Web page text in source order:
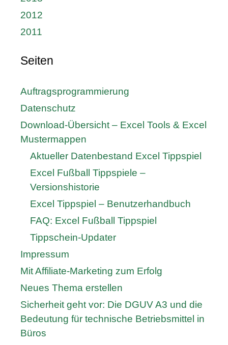
2012
2011
Seiten
Auftragsprogrammierung
Datenschutz
Download-Übersicht – Excel Tools & Excel
Mustermappen
Aktueller Datenbestand Excel Tippspiel
Excel Fußball Tippspiele –
Versionshistorie
Excel Tippspiel – Benutzerhandbuch
FAQ: Excel Fußball Tippspiel
Tippschein-Updater
Impressum
Mit Affiliate-Marketing zum Erfolg
Neues Thema erstellen
Sicherheit geht vor: Die DGUV A3 und die
Bedeutung für technische Betriebsmittel in
Büros